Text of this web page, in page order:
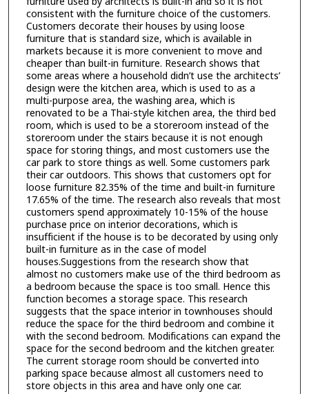
consistent with the furniture choice of the customers.
Customers decorate their houses by using loose
furniture that is standard size, which is available in
markets because it is more convenient to move and
cheaper than built-in furniture. Research shows that
some areas where a household didn’t use the architects’
design were the kitchen area, which is used to as a
multi-purpose area, the washing area, which is
renovated to be a Thai-style kitchen area, the third bed
room, which is used to be a storeroom instead of the
storeroom under the stairs because it is not enough
space for storing things, and most customers use the
car park to store things as well. Some customers park
their car outdoors. This shows that customers opt for
loose furniture 82.35% of the time and built-in furniture
17.65% of the time. The research also reveals that most
customers spend approximately 10-15% of the house
purchase price on interior decorations, which is
insufficient if the house is to be decorated by using only
built-in furniture as in the case of model
houses.Suggestions from the research show that
almost no customers make use of the third bedroom as
a bedroom because the space is too small. Hence this
function becomes a storage space. This research
suggests that the space interior in townhouses should
reduce the space for the third bedroom and combine it
with the second bedroom. Modifications can expand the
space for the second bedroom and the kitchen greater.
The current storage room should be converted into
parking space because almost all customers need to
store objects in this area and have only one car.